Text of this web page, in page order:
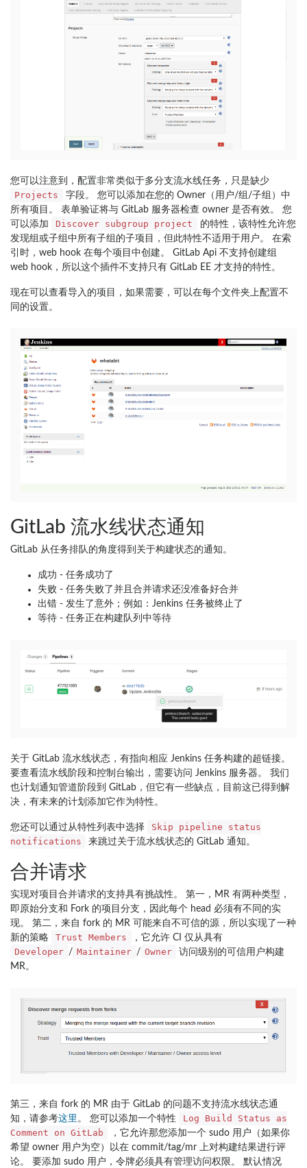
您可以注意到，配置非常类似于多分支流水线任务，只是缺少
Projects
字段。 您可以添加在您的 Owner（用户/组/子组）中
所有项目。 表单验证将与 GitLab 服务器检查 owner 是否有效。 您
可以添加
Discover subgroup project
的特性，该特性允许您
发现组或子组中所有子组的子项目，但此特性不适用于用户。 在索
引时，web hook 在每个项目中创建。 GitLab Api 不支持创建组
web hook，所以这个插件不支持只有 GitLab EE 才支持的特性。
现在可以查看导入的项目，如果需要，可以在每个文件夹上配置不
同的设置。
GitLab 流水线状态通知
GitLab 从任务排队的角度得到关于构建状态的通知。
成功 - 任务成功了
失败 - 任务失败了并且合并请求还没准备好合并
出错 - 发生了意外；例如：Jenkins 任务被终止了
等待 - 任务正在构建队列中等待
关于 GitLab 流水线状态，有指向相应 Jenkins 任务构建的超链接。
要查看流水线阶段和控制台输出，需要访问 Jenkins 服务器。 我们
也计划通知管道阶段到 GitLab，但它有一些缺点，目前这已得到解
决，有未来的计划添加它作为特性。
您还可以通过从特性列表中选择
Skip pipeline status
notifications
来跳过关于流水线状态的 GitLab 通知。
合并请求
实现对项目合并请求的支持具有挑战性。 第一，MR 有两种类型，
即原始分支和 Fork 的项目分支，因此每个 head 必须有不同的实
现。 第二，来自 fork 的 MR 可能来自不可信的源，所以实现了一种
新的策略
Trust Members ，它允许 CI 仅从具有
Developer / Maintainer / Owner
访问级别的可信用户构建
MR。
第三，来自 fork 的 MR 由于 GitLab 的问题不支持流水线状态通
知，请参考这里 。 您可以添加一个特性
Log Build Status as
Comment on GitLab
，它允许那您添加一个 sudo 用户（如果你
希望 owner 用户为空）以在 commit/tag/mr 上对构建结果进行评
论。 要添加 sudo 用户，令牌必须具有管理访问权限。 默认情况